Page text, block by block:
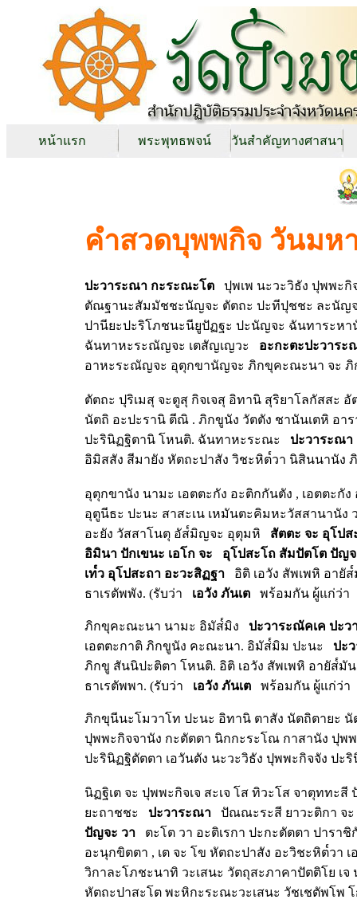
หน้าแรก พระพุทธพจน์ วันสำคัญทางศาสนา
คำสวดบุพพกิจ วันมห
ปะวาระณา กะระณะโต ปุพเพ นะวะวิธัง ปุพพะกิ
ตัณฐานะสัมมัชชะนัญจะ ตัตถะ ปะทีปุชชะ ละนัญ
ปานียะปะริโภชนะนียูปัฏฐะ ปะนัญจะ ฉันทาระหา
ฉันทาหะระณัญจะ เตสัญเญวะ
อะกะตะปะวาระ
อาหะระณัญจะ อุตุกขานัญจะ ภิกขุคะณะนา จะ ภิ
ตัตถะ ปุริเมสุ จะตูสุ กิจเจสุ อิทานิ สุริยาโลกัสสะ
นัตถิ อะปะรานิ ตีณิ . ภิกขูนัง วัตตัง ชานันเตหิ อา
ปะรินิฏฐิตานิ โหนติ. ฉันทาหะระณะ
ปะวาระณา
อิมิสสัง สีมายัง หัตถะปาสัง วิชะหิต๎วา นิสินนานัง
อุตุกขานัง นามะ เอตตะกัง อะติกกันตัง , เอตตะกั
อุตูนีธะ ปะนะ สาสะเน เหมันตะคิมหะวัสสานานัง
อะยัง วัสสาโนตุ อัส๎มิญจะ อุตุมหิ
สัตตะ จะ อุโปส
อิมินา ปักเขนะ เอโก จะ
อุโปสะโถ สัมปัตโต ปัญ
เท๎ว อุโปสะถา อะวะสิฏฐา
อิติ เอวัง สัพเพหิ อายั
ธาเรตัพพัง. (รับว่า
เอวัง ภันเต พร้อมกัน ผู้แก่ว่า
ภิกขุคะณะนา นามะ อิมัส๎มิง
ปะวาระณัคเค ปะว
เอตตะกาติ ภิกขูนัง คะณะนา. อิมัส๎มิม ปะนะ
ปะ
ภิกขู สันนิปะติตา โหนติ. อิติ เอวัง สัพเพหิ อายัส๎มั
ธาเรตัพพา. (รับว่า
เอวัง ภันเต พร้อมกัน ผู้แก่ว่า
ภิกขุนีนะโมวาโท ปะนะ อิทานิ ตาสัง นัตถิตายะ
ปุพพะกิจจานัง กะตัตตา นิกกะระโณ กาสานัง ปุพ
ปะรินิฏฐิตัตตา เอวันตัง นะวะวิธัง ปุพพะกิจจัง ปะ
นิฏฐิเต จะ ปุพพะกิจเจ สะเจ โส ทิวะโส จาตุทท
ยะถาชชะ
ปะวาระณา ปัณณะระสี ยาวะติกา จ
ปัญจะ วา ตะโต วา อะติเรกา ปะกะตัตตา ปารา
อะนุกขิตตา , เต จะ โข หัตถะปาสัง อะวิชะหิต๎วา เ
วิกาละโภชะนาทิ วะเสนะ วัตถุสะภาคาปัตติโย เจ
หัตถะปาสะโต พะหิกะระณะวะเสนะ วัชเชตัพโพ